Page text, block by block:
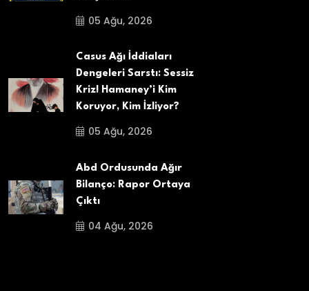
05 Ağu, 2026
Casus Ağı İddiaları
Dengeleri Sarstı: Sessiz
Kriz! Hamaney’i Kim
Koruyor, Kim İzliyor?
05 Ağu, 2026
Abd Ordusunda Ağır
Bilanço: Rapor Ortaya
Çıktı
04 Ağu, 2026